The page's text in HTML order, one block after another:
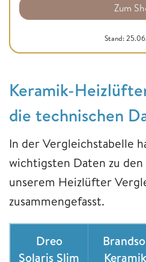
Zum
Stand:
Keramik-
die technischen
In der Vergleichstabelle
wichtigsten Daten zu
unserem Heizlüfter
zusammengefasst.
Dreo
Solaris Slim